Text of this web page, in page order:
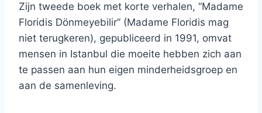
Zijn tweede boek met korte verhalen, “Madame
Floridis Dönmeyebilir” (Madame Floridis mag
niet terugkeren), gepubliceerd in 1991, omvat
mensen in Istanbul die moeite hebben zich aan
te passen aan hun eigen minderheidsgroep en
aan de samenleving.